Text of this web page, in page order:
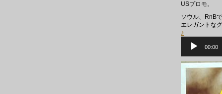
USプロモ。
ソウル、RnB
エレガントな
♪
ー
00:00